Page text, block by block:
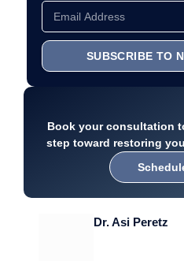
SUBSCRIBE TO
Book your consultation
step toward restoring
Dr. Asi Peretz